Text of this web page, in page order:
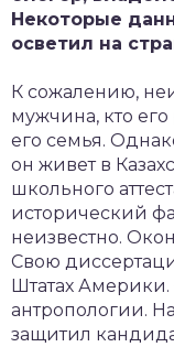
Некоторые
осветил на
К сожалению,
мужчина, кто
его семья.
он живет в
школьного
исторический
неизвестно.
Свою
Штатах
антропологии.
защитил